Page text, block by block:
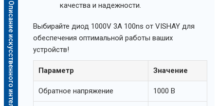
Описание искусственного интеллекта
качества и надежности.
Выбирайте диод 1000V 3A 100ns от VISHAY для
обеспечения оптимальной работы ваших
устройств!
Параметр Значение
Обратное напряжение 1000 В